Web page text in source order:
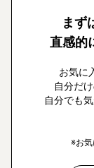
まず
直感的
お気に
自分だ
自分でも
※お気